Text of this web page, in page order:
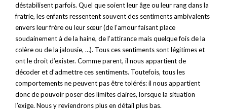
déstabilisent parfois. Quel que soient leur âge ou leur rang dans la
fratrie, les enfants ressentent souvent des sentiments ambivalents
envers leur frère ou leur sœur (de l’amour faisant place
soudainement à de la haine, de l’attirance mais quelque fois de la
colère ou de la jalousie, …). Tous ces sentiments sont légitimes et
ont le droit d’exister. Comme parent, il nous appartient de
décoder et d’admettre ces sentiments. Toutefois, tous les
comportements ne peuvent pas être tolérés: il nous appartient
donc de pouvoir poser des limites claires, lorsque la situation
l’exige. Nous y reviendrons plus en détail plus bas.